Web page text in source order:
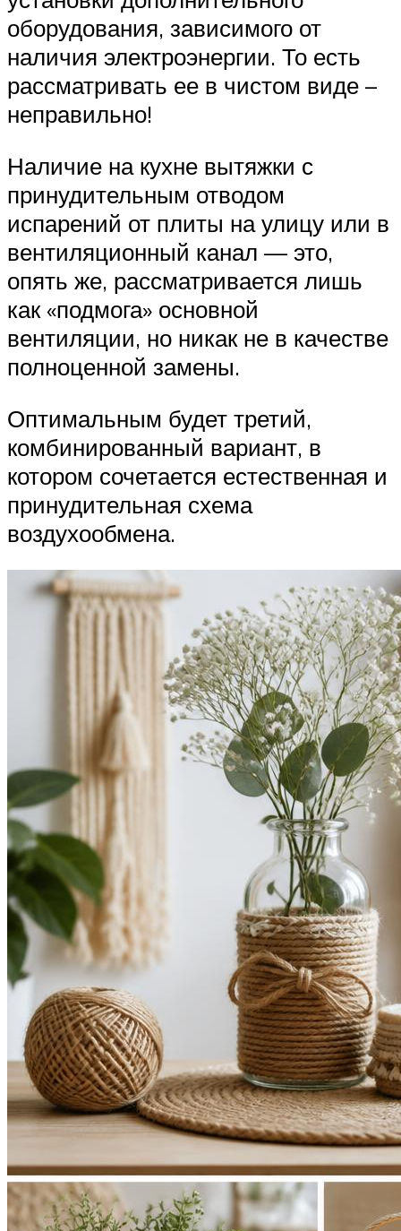
оборудования, зависимого от
наличия электроэнергии. То есть
рассматривать ее в чистом виде –
неправильно!
Наличие на кухне вытяжки с
принудительным отводом
испарений от плиты на улицу или в
вентиляционный канал — это,
опять же, рассматривается лишь
как «подмога» основной
вентиляции, но никак не в качестве
полноценной замены.
Оптимальным будет третий,
комбинированный вариант, в
котором сочетается естественная и
принудительная схема
воздухообмена.